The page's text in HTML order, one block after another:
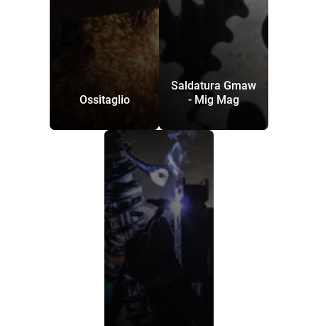
Ossitaglio
Saldatura Gmaw
- Mig Mag